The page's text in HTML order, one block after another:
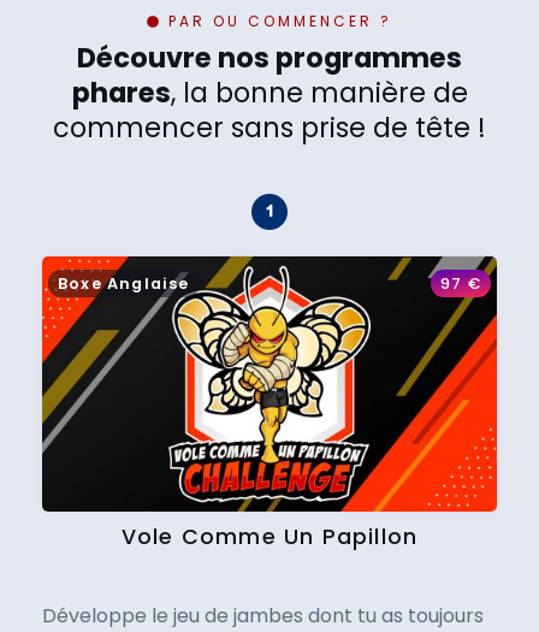
PAR OU COMMENCER ?
Découvre nos programmes
phares, la bonne manière de
commencer sans prise de tête !
Boxe Anglaise 97€
Vole Comme Un Papillon
Développe le jeu de jambes dont tu as toujours